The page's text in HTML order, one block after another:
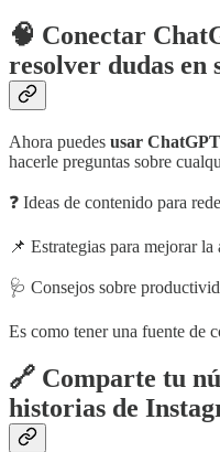
🧠 Conectar
resolver dudas en
Ahora puedes usar
hacerle preguntas sobre
❓ Ideas de contenido para
📌 Estrategias para mejorar la
🩺 Consejos sobre
Es como tener una fuente de
🔗 Comparte tu
historias de